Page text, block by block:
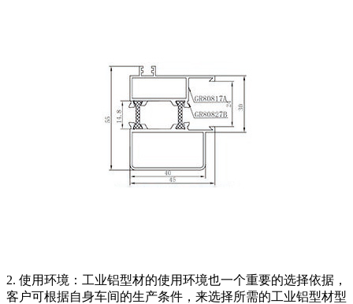
2. 使用环境：工业铝型材的使用环境也一个重要的选择依据，
客户可根据自身车间的生产条件，来选择所需的工业铝型材型